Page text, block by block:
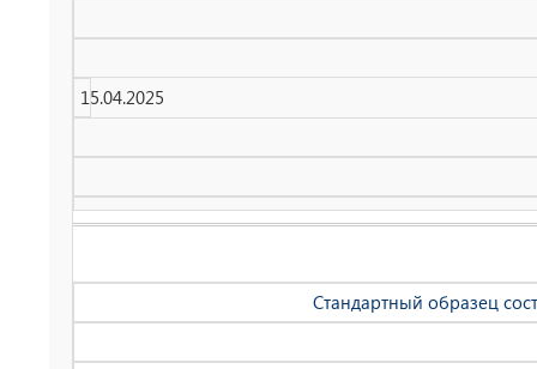
15.04.2025
Стандартный образец